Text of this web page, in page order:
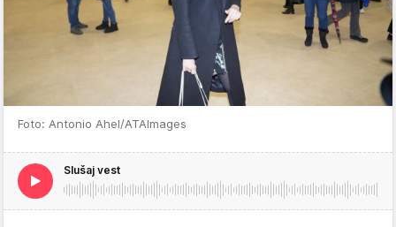
Foto: Antonio Ahel/ATAImages
Slušaj vest